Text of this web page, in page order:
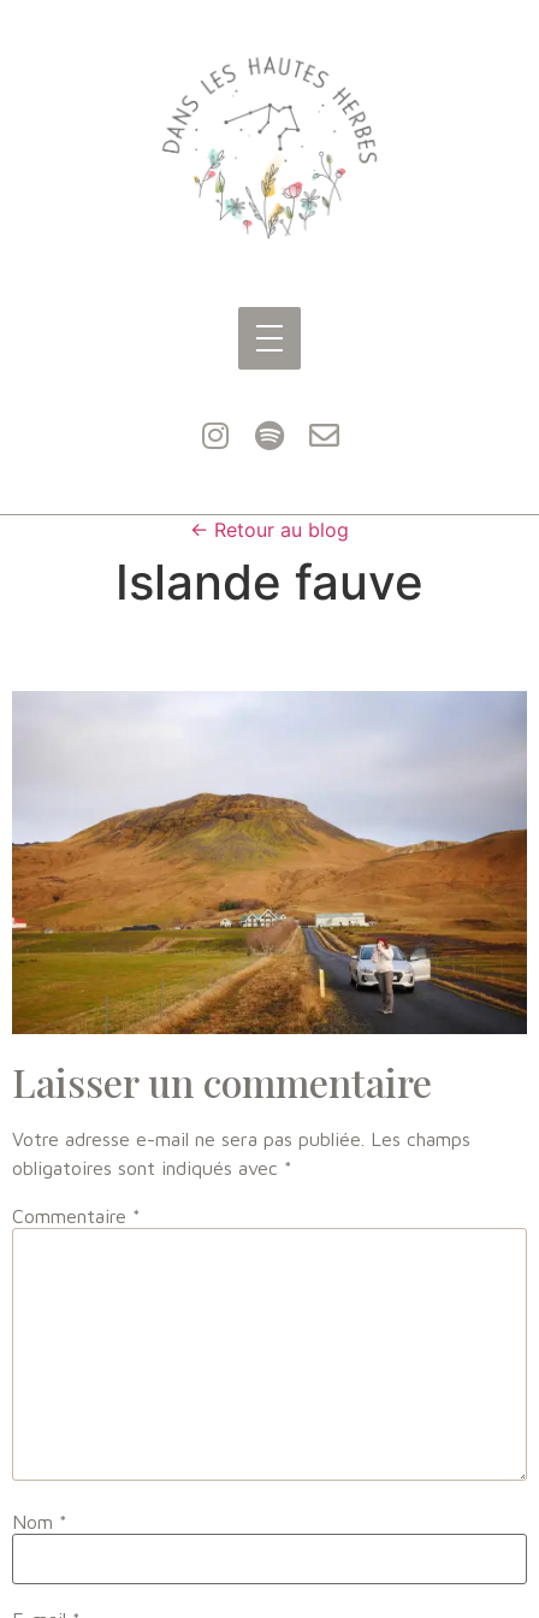
← Retour au blog
Islande fauve
Laisser un commentaire
Votre adresse e-mail ne sera pas publiée. Les champs
obligatoires sont indiqués avec *
Commentaire *
Nom *